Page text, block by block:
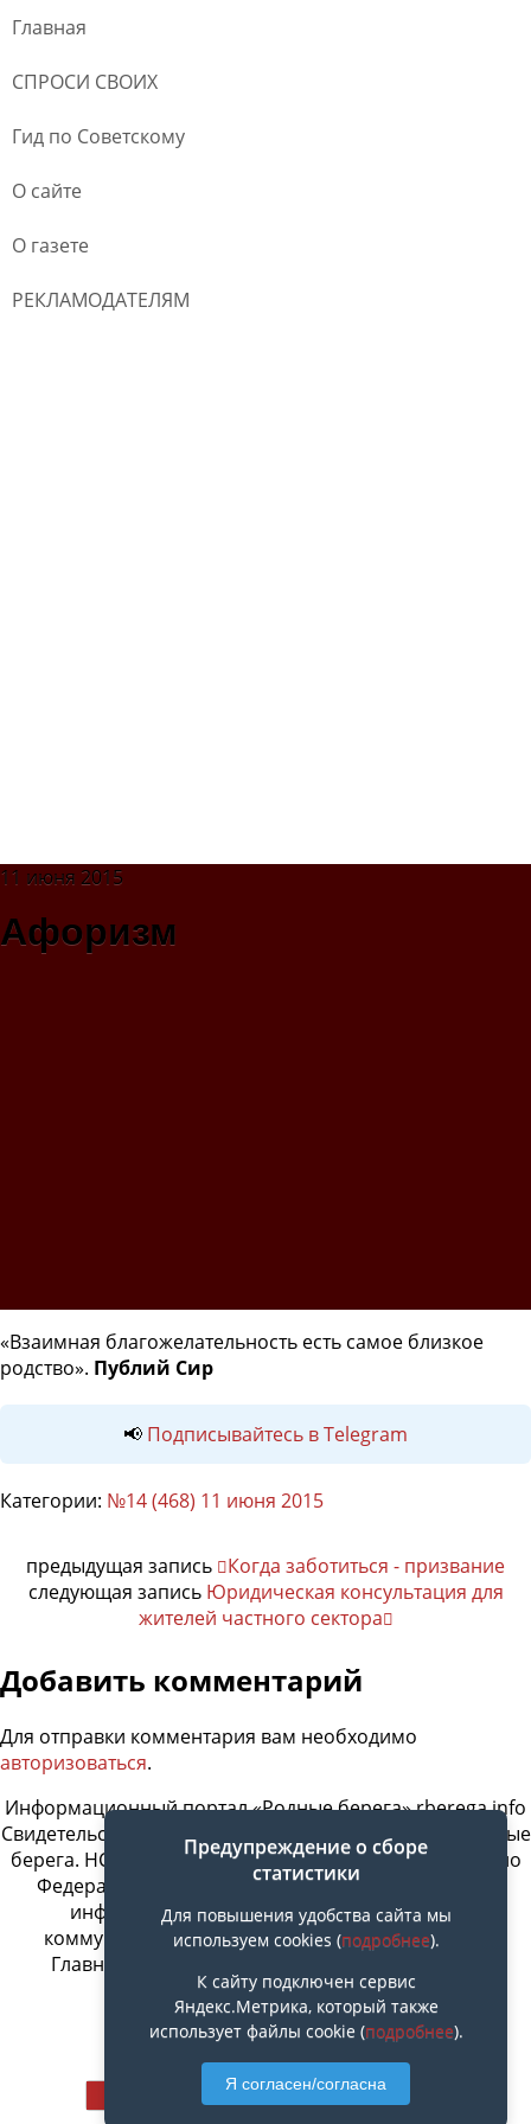
Главная
СПРОСИ СВОИХ
Гид по Советскому
О сайте
О газете
РЕКЛАМОДАТЕЛЯМ
11 июня 2015
Афоризм
«Взаимная благожелательность есть самое близкое
родство». Публий Сир
📢 Подписывайтесь в Telegram
Категории: №14 (468) 11 июня 2015
предыдущая запись
Когда заботиться - призвание
следующая запись Юридическая консультация для
жителей частного сектора
Добавить комментарий
Для отправки комментария вам необходимо
авторизоваться.
Информационный портал «Родные берега» rberega.info
Свидетельство о регистрации сетевого издания «Родные
берега. НСК»: Эл № ФС77-74717 от 11.01.2019 г., выдано
Федеральной службой по надзору в сфере связи,
информационных технологий и массовых
коммуникаций. Учредитель ООО «СовИнформ».
Главный редактор Байжанов Ерлан Омарович
Предупреждение о сборе
статистики
Для повышения удобства сайта мы
используем cookies (подробнее).
К сайту подключен сервис
Яндекс.Метрика, который также
использует файлы cookie (подробнее).
Я согласен/согласна
Наверх
Компьютерная